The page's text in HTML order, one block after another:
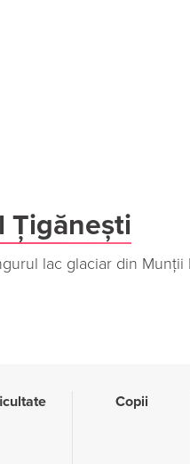
Țigănești
lac glaciar din Munții
Copii